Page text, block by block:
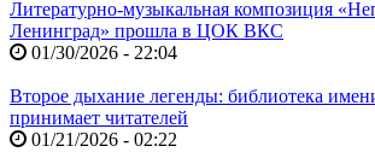
Литературно-музыкальная композиция
Ленинград» прошла в ЦОК ВКС
01/30/2026 - 22:04
Второе дыхание легенды: библиотека
принимает читателей
01/21/2026 - 02:22